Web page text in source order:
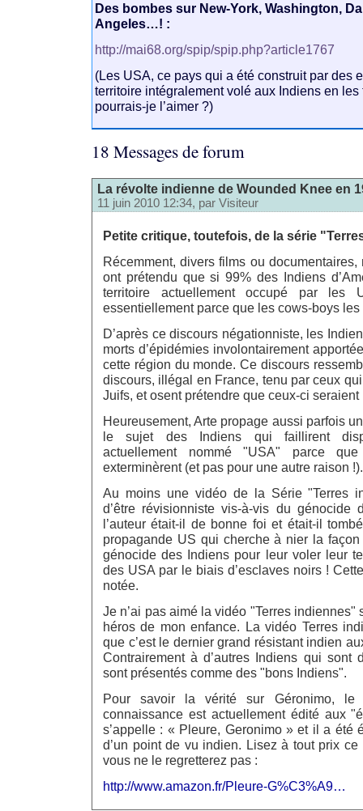
Des bombes sur New-York, Washington,
Angeles…! :
http://mai68.org/spip/spip.php?article1767
(Les USA, ce pays qui a été construit par des
territoire intégralement volé aux Indiens en les
pourrais-je l’aimer ?)
18 Messages de forum
La révolte indienne de Wounded Knee en
11 juin 2010 12:34, par Visiteur
Petite critique, toutefois, de la série
Récemment, divers films ou documentaires,
ont prétendu que si 99% des Indiens
territoire actuellement occupé par les
essentiellement parce que les cows-boys
D’après ce discours négationniste, les
morts d’épidémies involontairement
cette région du monde. Ce discours
discours, illégal en France, tenu par ceux
Juifs, et osent prétendre que ceux-ci seraient
Heureusement, Arte propage aussi parfois
le sujet des Indiens qui faillirent
actuellement nommé "USA" parce
exterminèrent (et pas pour une autre raison !).
Au moins une vidéo de la Série "Terres
d’être révisionniste vis-à-vis du génocide
l’auteur était-il de bonne foi et était-il
propagande US qui cherche à nier la
génocide des Indiens pour leur voler leur
des USA par le biais d’esclaves noirs !
notée.
Je n’ai pas aimé la vidéo "Terres indiennes"
héros de mon enfance. La vidéo Terres
que c’est le dernier grand résistant indien
Contrairement à d’autres Indiens qui sont
sont présentés comme des "bons Indiens".
Pour savoir la vérité sur Géronimo,
connaissance est actuellement édité aux
s’appelle : « Pleure, Geronimo » et il a été
d’un point de vu indien. Lisez à tout prix
vous ne le regretterez pas :
http://www.amazon.fr/Pleure-G%C3%A9…